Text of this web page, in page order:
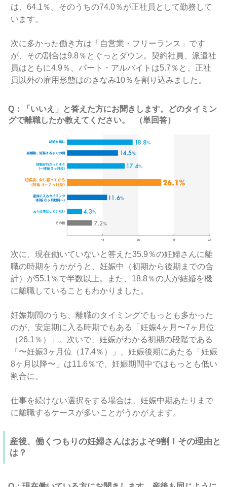
は、64.1％。そのうちの74.0％が正社員として勤務して
います。
次に多かった働き方は「自営業・フリーランス」です
が、その割合は9.8％とぐっとダウン。契約社員、派遣社
員はともに4.9％、パート・アルバイトは5.7％と、正社
員以外の雇用形態はのきなみ10％を割り込みました。
Q：「いいえ」と答えた方にお聞きします。どのタイミン
グで離職したか教えてください。 （単回答）
次に、現在働いていないと答えた35.9％の妊婦さんに離
職の時期をうかがうと、妊娠中（初期から後期までの合
計）が55.1％で半数以上。また、18.8％の人が結婚を機
に離職していることもわかりました。
妊娠期間のうち、離職のタイミングでもっとも多かった
のが、安定期に入る時期でもある「妊娠4ヶ月〜7ヶ月位
（26.1％）」。次いで、妊娠がわかる初期の段階である
「〜妊娠3ヶ月位（17.4％）」、妊娠後期にあたる「妊娠
8ヶ月以降〜」は11.6％で、妊娠期間中ではもっとも低い
割合に。
仕事を続けない選択をする場合は、妊娠中期あたりまで
に離職するケースが多いことがうかがえます。
産後、働くつもりの妊婦さんはおよそ9割！その理由と
は？